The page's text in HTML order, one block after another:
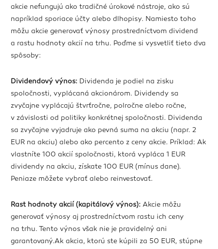
akcie nefungujú ako tradičné úrokové nástroje, ako sú
napríklad sporiace účty alebo dlhopisy. Namiesto toho
môžu akcie generovať výnosy prostredníctvom dividend
a rastu hodnoty akcií na trhu. Poďme si vysvetliť tieto dva
spôsoby:
Dividendový výnos: Dividenda je podiel na zisku
spoločnosti, vyplácaná akcionárom. Dividendy sa
zvyčajne vyplácajú štvrťročne, polročne alebo ročne,
v závislosti od politiky konkrétnej spoločnosti. Dividenda
sa zvyčajne vyjadruje ako pevná suma na akciu (napr. 2
EUR na akciu) alebo ako percento z ceny akcie. Príklad: Ak
vlastníte 100 akcií spoločnosti, ktorá vypláca 1 EUR
dividendy na akciu, získate 100 EUR (mínus dane).
Peniaze môžete vybrať alebo reinvestovať.
Rast hodnoty akcií (kapitálový výnos):Akcie môžu
generovať výnosy aj prostredníctvom rastu ich ceny
na trhu. Tento výnos však nie je pravidelný ani
garantovaný.Ak akcia, ktorú ste kúpili za 50 EUR, stúpne